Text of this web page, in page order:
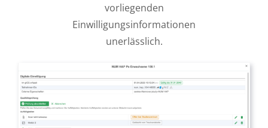
vorliegenden
Einwilligungsinformationen
unerlässlich.